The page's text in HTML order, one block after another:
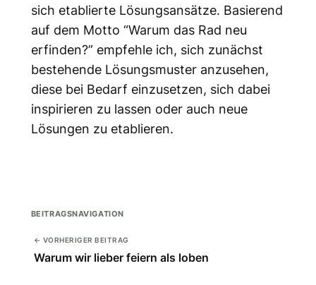
sich etablierte Lösungsansätze. Basierend
auf dem Motto “Warum das Rad neu
erfinden?” empfehle ich, sich zunächst
bestehende Lösungsmuster anzusehen,
diese bei Bedarf einzusetzen, sich dabei
inspirieren zu lassen oder auch neue
Lösungen zu etablieren.
BEITRAGSNAVIGATION
← VORHERIGER BEITRAG
Warum wir lieber feiern als loben